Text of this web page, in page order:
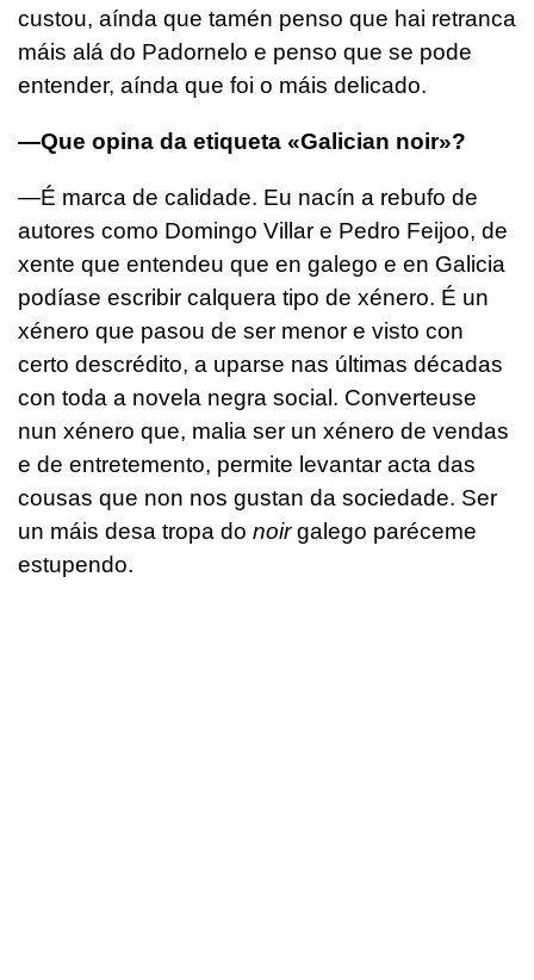
custou, aínda que tamén penso que hai retranca
máis alá do Padornelo e penso que se pode
entender, aínda que foi o máis delicado.
—Que opina da etiqueta «Galician noir»?
—É marca de calidade. Eu nacín a rebufo de
autores como Domingo Villar e Pedro Feijoo, de
xente que entendeu que en galego e en Galicia
podíase escribir calquera tipo de xénero. É un
xénero que pasou de ser menor e visto con
certo descrédito, a uparse nas últimas décadas
con toda a novela negra social. Converteuse
nun xénero que, malia ser un xénero de vendas
e de entretemento, permite levantar acta das
cousas que non nos gustan da sociedade. Ser
un máis desa tropa do noirgalego paréceme
estupendo.